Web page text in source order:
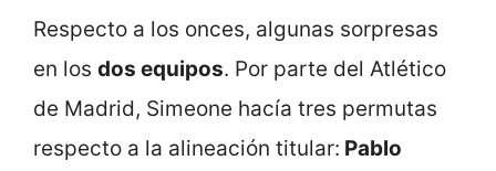
Respecto a los onces, algunas sorpresas
en los dos equipos. Por parte del Atlético
de Madrid, Simeone hacía tres permutas
respecto a la alineación titular: Pablo